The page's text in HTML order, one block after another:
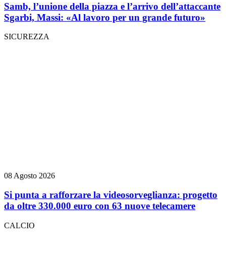
Samb, l’unione della piazza e l’arrivo dell’attaccante
Sgarbi, Massi: «Al lavoro per un grande futuro»
SICUREZZA
08 Agosto 2026
Si punta a rafforzare la videosorveglianza: progetto
da oltre 330.000 euro con 63 nuove telecamere
CALCIO